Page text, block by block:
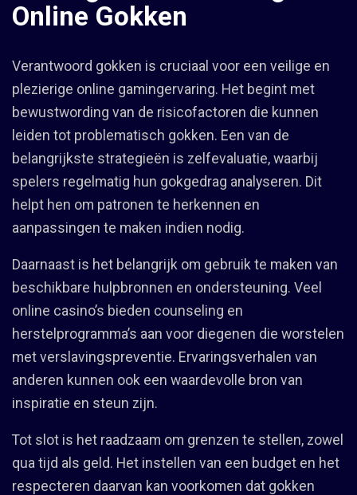
Online Gokken
Verantwoord gokken is cruciaal voor een veilige en
plezierige online gamingervaring. Het begint met
bewustwording van de risicofactoren die kunnen
leiden tot problematisch gokken. Een van de
belangrijkste strategieën is zelfevaluatie, waarbij
spelers regelmatig hun gokgedrag analyseren. Dit
helpt hen om patronen te herkennen en
aanpassingen te maken indien nodig.
Daarnaast is het belangrijk om gebruik te maken van
beschikbare hulpbronnen en ondersteuning. Veel
online casino’s bieden counseling en
herstelprogramma’s aan voor diegenen die worstelen
met verslavingspreventie. Ervaringsverhalen van
anderen kunnen ook een waardevolle bron van
inspiratie en steun zijn.
Tot slot is het raadzaam om grenzen te stellen, zowel
qua tijd als geld. Het instellen van een budget en het
respecteren daarvan kan voorkomen dat gokken